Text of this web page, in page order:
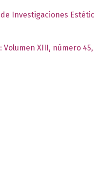
Investigaciones
XIII, número 45,